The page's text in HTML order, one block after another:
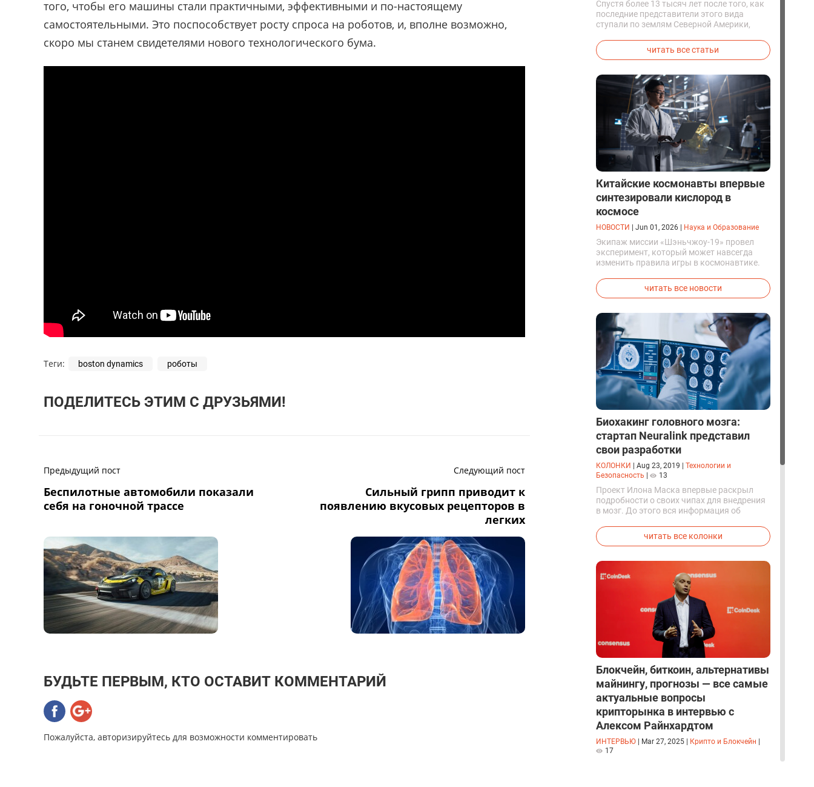
того, чтобы его машины стали практичными, эффективными и по-настоящему
самостоятельными. Это поспособствует росту спроса на роботов, и, вполне возможно,
скоро мы станем свидетелями нового технологического бума.
Теги: boston dynamics роботы
ПОДЕЛИТЕСЬ ЭТИМ С ДРУЗЬЯМИ!
Предыдущий пост
Беспилотные автомобили показали
себя на гоночной трассе
Следующий пост
Сильный грипп приводит к
появлению вкусовых рецепторов в
легких
БУДЬТЕ ПЕРВЫМ, КТО ОСТАВИТ КОММЕНТАРИЙ
Пожалуйста, авторизируйтесь для возможности комментировать
Спустя более 13 тысяч лет после того, как
последние представители этого вида
ступали по землям Северной Америки,
вывели первых генетически
модифицированных щенков с фенотипом
читать все статьи
Китайские космонавты впервые
синтезировали кислород в
космосе
НОВОСТИ Jun 01, 2026 Наука и Образование
Экипаж миссии «Шэньчжоу-19» провел
эксперимент, который может навсегда
изменить правила игры в космонавтике.
успешно синтезировали кислород и
компоненты ракетного топлива с
прямо на орбите.
читать все новости
Биохакинг головного мозга:
стартап Neuralink представил
свои разработки
КОЛОНКИ Aug 23, 2019
Технологии и
Безопасность
13
Проект Илона Маска впервые раскрыл
подробности о своих чипах для внедрения
в мозг. До этого вся информация об
читать все колонки
Блокчейн, биткоин, альтернативы
майнингу, прогнозы — все самые
актуальные вопросы
крипторынка в интервью с
Алексом Райнхардтом
ИНТЕРВЬЮ Mar 27, 2025 Крипто и Блокчейн
17